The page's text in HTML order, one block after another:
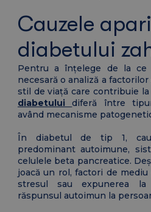
Cauzele
diabetului
Pentru a înțelege de la ce
necesară o analiză a
stil de viață care contribuie la
diabetuluidiferă între
având mecanisme
În diabetul de tip 1,
predominant autoimune,
celulele beta pancreatice.
joacă un rol, factori de
stresul sau expunerea
răspunsul autoimun la